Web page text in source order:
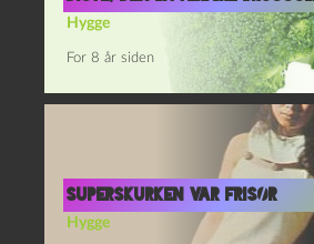
Hygge
For 8 år siden
Superskurken var frisør
Hygge